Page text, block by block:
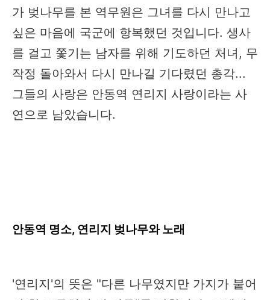
가 벚나무를 본 역무원은 그녀를 다시 만나고
싶은 마음에 국군에 항복했던 것입니다. 생사
를 걸고 쫓기는 남자를 위해 기도하던 처녀, 무
작정 돌아와서 다시 만나길 기다렸던 총각...
그들의 사랑은 안동역 연리지 사랑이라는 사
연으로 남았습니다.
안동역 명소, 연리지 벚나무와 노래
'연리지'의 뜻은 "다른 나무였지만 가지가 붙어